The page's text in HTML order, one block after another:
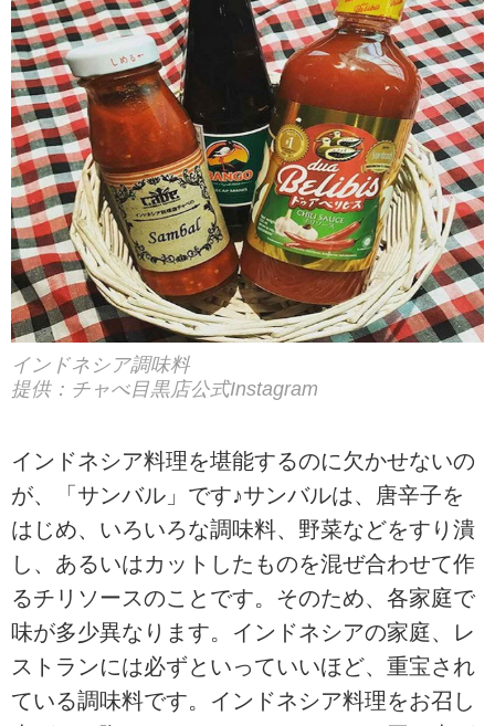
インドネシア調味料
提供：チャべ目黒店公式Instagram
インドネシア料理を堪能するのに欠かせないの
が、「サンバル」です♪サンバルは、唐辛子を
はじめ、いろいろな調味料、野菜などをすり潰
し、あるいはカットしたものを混ぜ合わせて作
るチリソースのことです。そのため、各家庭で
味が多少異なります。インドネシアの家庭、レ
ストランには必ずといっていいほど、重宝され
ている調味料です。インドネシア料理をお召し